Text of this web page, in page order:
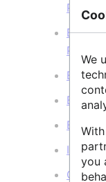
PSL
École
PSL
École
École
ESPCI
Institut
We
you